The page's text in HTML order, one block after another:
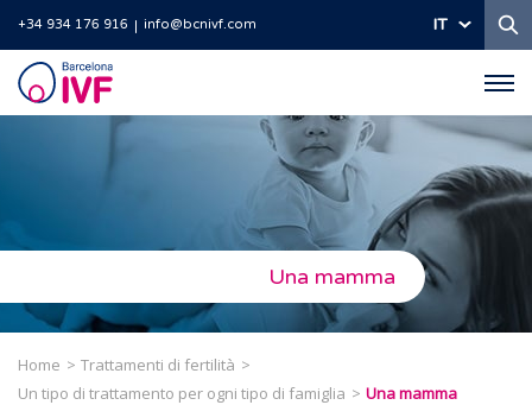
+34 934 176 916 info@bcnivf.com IT
Barcelona
IVF
Una mamma
Home
Trattamenti di fertilità
Un tipo di trattamento per ogni tipo di famiglia
Una mamma